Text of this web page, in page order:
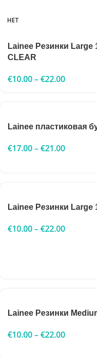
НЕТ
Lainee Резинки Large
CLEAR
€10.00–€22.00
Lainee пластиковая
€17.00–€21.00
Lainee Резинки Large
€10.00–€22.00
Lainee Резинки
€10.00–€22.00